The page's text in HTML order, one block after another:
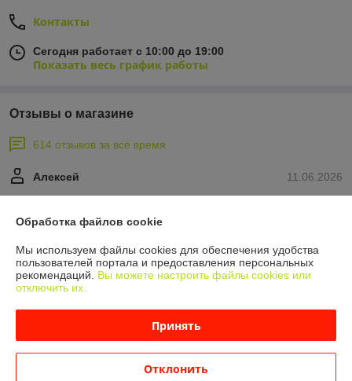
Контакты
Сегодня работает с 10:00 до 19:00
Показать весь график работы
Отзывы о магазине
614 отзывов за всё время
11.06.2026
Алексей
Отлично
Обработка файлов cookie
Мы используем файлы cookies для обеспечения удобства
пользователей портала и предоставления персональных
рекомендаций. Вы можете настроить файлы cookies или
отключить их.
Принять
Отклонить